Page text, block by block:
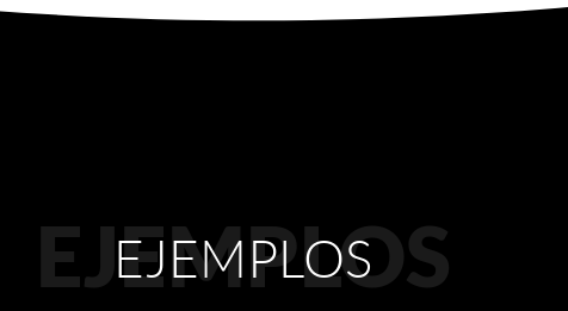
EJEMPLOS
EJEMPLOS